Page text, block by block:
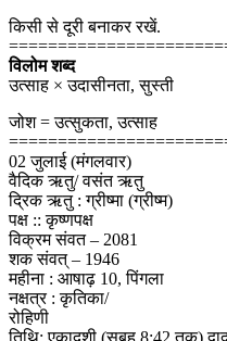
किसी से दूरी बनाकर रखें.
विलोम शब्द
उत्साह × उदासीनता, सुस्ती
जोश = उत्सुकता, उत्साह
02 जुलाई (मंगलवार)
वैदिक ऋतु/ वसंत ऋतु
द्रिक ऋतु : ग्रीष्मा (ग्रीष्म)
पक्ष :: कृष्णपक्ष
विक्रम संवत – 2081
शक संवत् – 1946
महीना : आषाढ़ 10, पिंगला
नक्षत्र : कृतिका/
रोहिणी
तिथि: एकादशी (सुबह 8:42 तक)